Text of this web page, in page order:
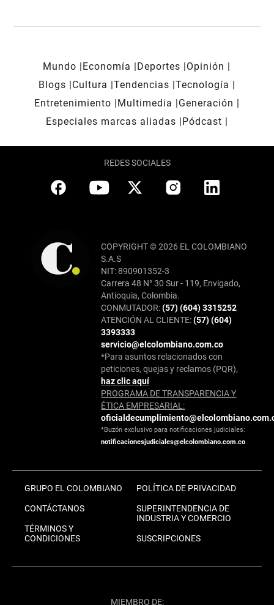
Mundo Economía Deportes
Opinión
Blogs
Cultura Tendencias Tecnología
Entretenimiento
Multimedia
Generación
Especiales marcas aliadas
Pódcast
REDES SOCIALES
COPYRIGHT © 2026 EL COLOMBIANO
S.A.S
NIT: 890901352-3
Carrera 48 N° 30 Sur - 119, Envigado,
Antioquia, Colombia.
CONMUTADOR:(57) (604) 3315252
ATENCIÓN AL CLIENTE:(57) (604)
3393333
servicio@elcolombiano.com.co
*Para asuntos relacionados con
peticiones, quejas y reclamos (PQR),
haz clic aquí
PROGRAMA DE TRANSPARENCIA Y
ÉTICA EMPRESARIAL:
*Buzón exclusivo para notificaciones judiciales:
notificacionesjudiciales@elcolombiano.com.co
GRUPO EL COLOMBIANO
CONTÁCTANOS
TÉRMINOS Y
CONDICIONES
POLÍTICA DE PRIVACIDAD
SUPERINTENDENCIA DE
INDUSTRIA Y COMERCIO
SUSCRIPCIONES
MIEMBRO DE: